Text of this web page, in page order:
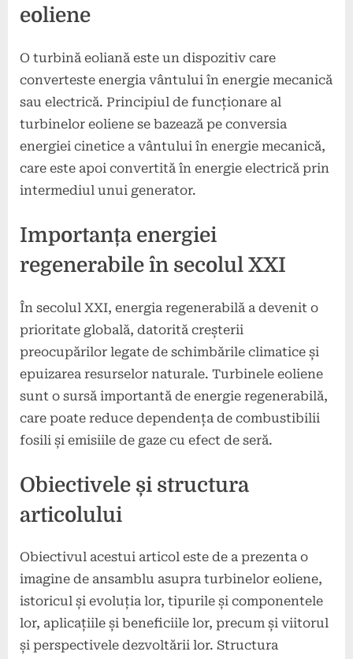
eoliene
O turbină eoliană este un dispozitiv care
converteste energia vântului în energie mecanică
sau electrică. Principiul de funcționare al
turbinelor eoliene se bazează pe conversia
energiei cinetice a vântului în energie mecanică,
care este apoi convertită în energie electrică prin
intermediul unui generator.
Importanța energiei
regenerabile în secolul XXI
În secolul XXI, energia regenerabilă a devenit o
prioritate globală, datorită creșterii
preocupărilor legate de schimbările climatice și
epuizarea resurselor naturale. Turbinele eoliene
sunt o sursă importantă de energie regenerabilă,
care poate reduce dependența de combustibilii
fosili și emisiile de gaze cu efect de seră.
Obiectivele și structura
articolului
Obiectivul acestui articol este de a prezenta o
imagine de ansamblu asupra turbinelor eoliene,
istoricul și evoluția lor, tipurile și componentele
lor, aplicațiile și beneficiile lor, precum și viitorul
și perspectivele dezvoltării lor. Structura